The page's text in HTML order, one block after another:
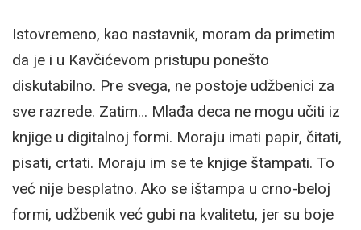
Istovremeno, kao nastavnik, moram da primetim
da je i u Kavčićevom pristupu ponešto
diskutabilno. Pre svega, ne postoje udžbenici za
sve razrede. Zatim… Mlađa deca ne mogu učiti iz
knjige u digitalnoj formi. Moraju imati papir, čitati,
pisati, crtati. Moraju im se te knjige štampati. To
već nije besplatno. Ako se ištampa u crno-beloj
formi, udžbenik već gubi na kvalitetu, jer su boje